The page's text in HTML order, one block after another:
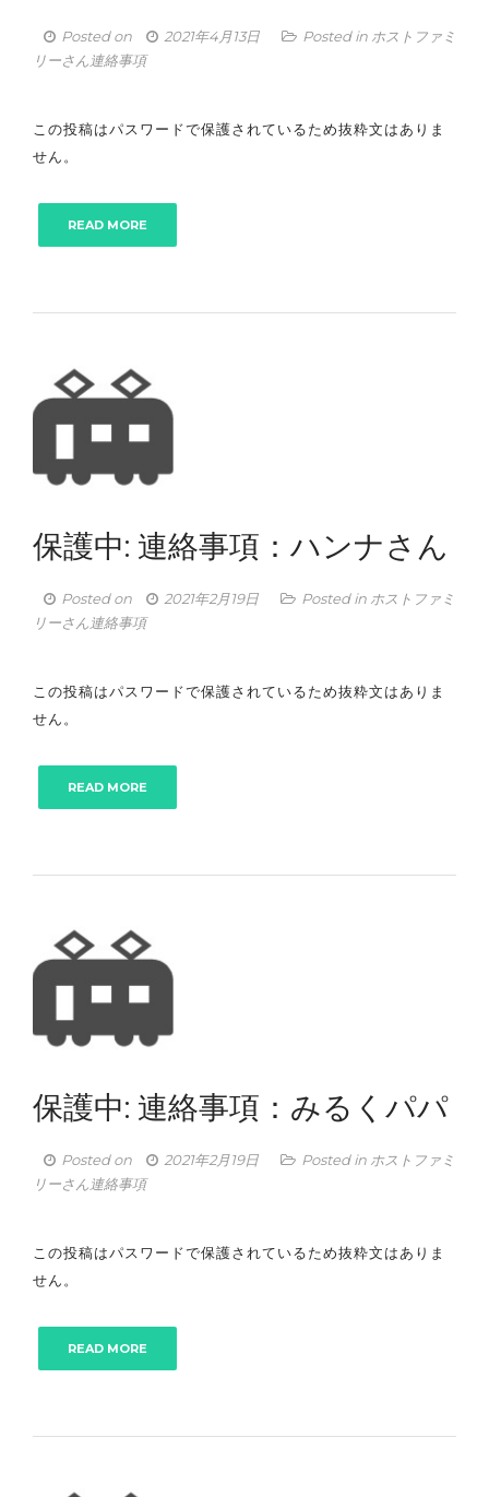
Posted on 2021年4月13日 Posted in ホストファミ
リーさん連絡事項
この投稿はパスワードで保護されているため抜粋文はありま
せん。
READ MORE
保護中: 連絡事項：ハンナさん
Posted on 2021年2月19日 Posted in ホストファミ
リーさん連絡事項
この投稿はパスワードで保護されているため抜粋文はありま
せん。
READ MORE
保護中: 連絡事項：みるくパパ
Posted on 2021年2月19日 Posted in ホストファミ
リーさん連絡事項
この投稿はパスワードで保護されているため抜粋文はありま
せん。
READ MORE